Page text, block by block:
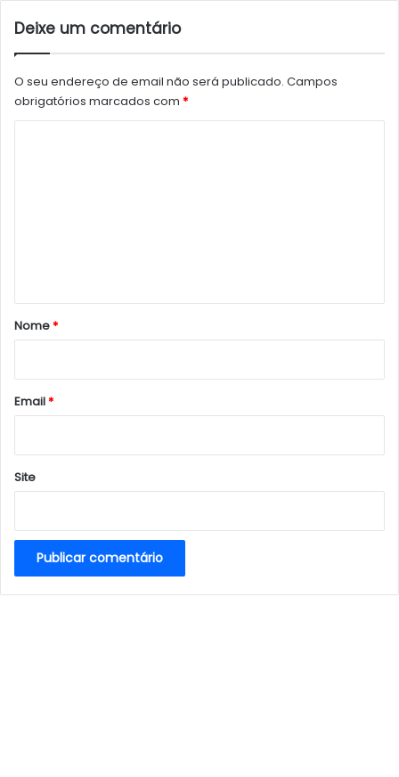
Deixe um comentário
O seu endereço de email não será publicado. Campos
obrigatórios marcados com *
r
*
Nome*
Email*
Site